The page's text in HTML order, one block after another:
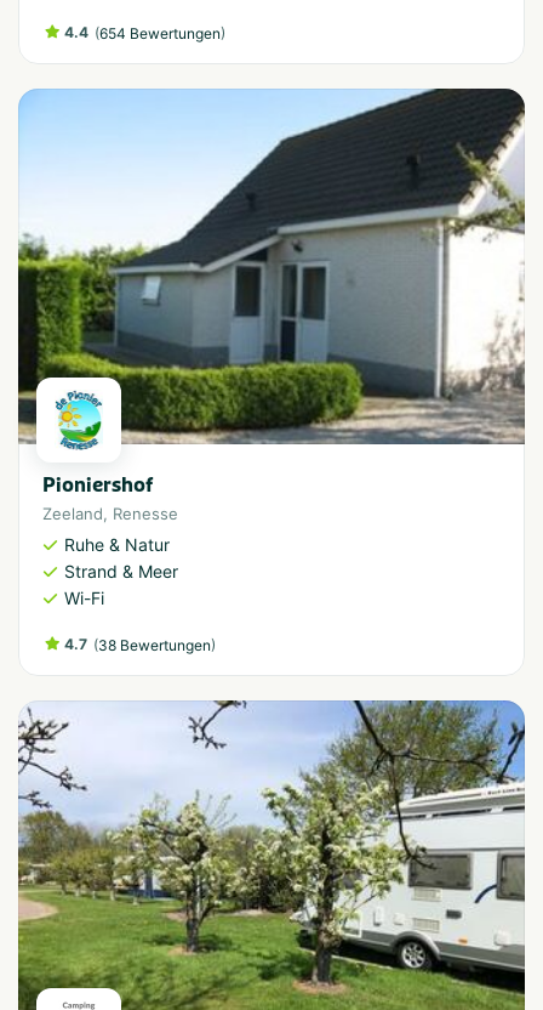
4.4 (654 Bewertungen)
Pioniershof
Zeeland, Renesse
Ruhe & Natur
Strand & Meer
Wi-Fi
4.7 (38 Bewertungen)